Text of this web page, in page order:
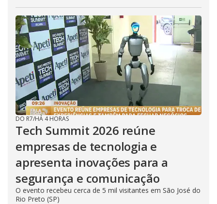
DO R7/HÁ 4 HORAS
Tech Summit 2026 reúne
empresas de tecnologia e
apresenta inovações para a
segurança e comunicação
O evento recebeu cerca de 5 mil visitantes em São José do
Rio Preto (SP)